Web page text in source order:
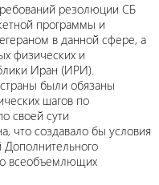
резолюции СБ
программы и
в данной сфере, а
физических и
Иран (ИРИ).
были обязаны
шагов по
своей сути
что создавало бы условия
Дополнительного
всеобъемлющих